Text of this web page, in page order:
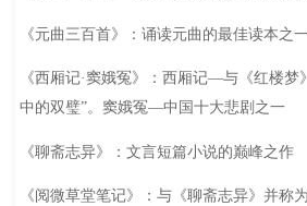
《元曲三百首》：诵读元曲的最佳读本之
《西厢记·窦娥冤》：西厢记—与《红楼梦
中的双璧”。窦娥冤—中国十大悲剧之一
《聊斋志异》：文言短篇小说的巅峰之作
《阅微草堂笔记》：与《聊斋志异》并称